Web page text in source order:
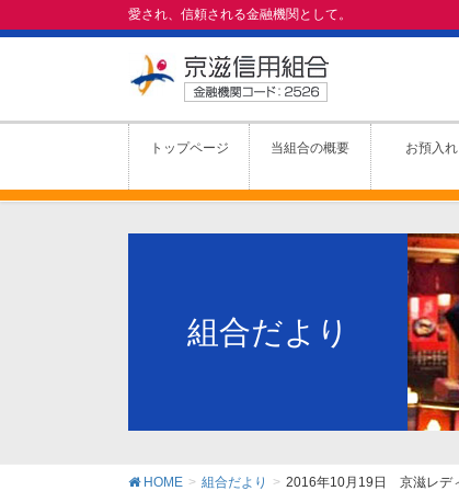
愛され、信頼される金融機関として。
トップページ 当組合の概要 お預入れ
組合だより
HOME 組合だより 2016年10月19日 京滋レデ